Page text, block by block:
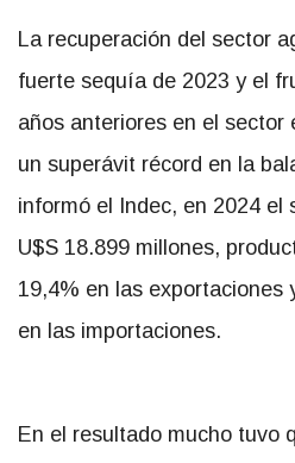
La recuperación del sector
fuerte sequía de 2023 y el
años anteriores en el sector
un superávit récord en la
informó el Indec, en 2024 el
U$S 18.899 millones,
19,4% en las exportaciones
en las importaciones.
En el resultado mucho tuvo